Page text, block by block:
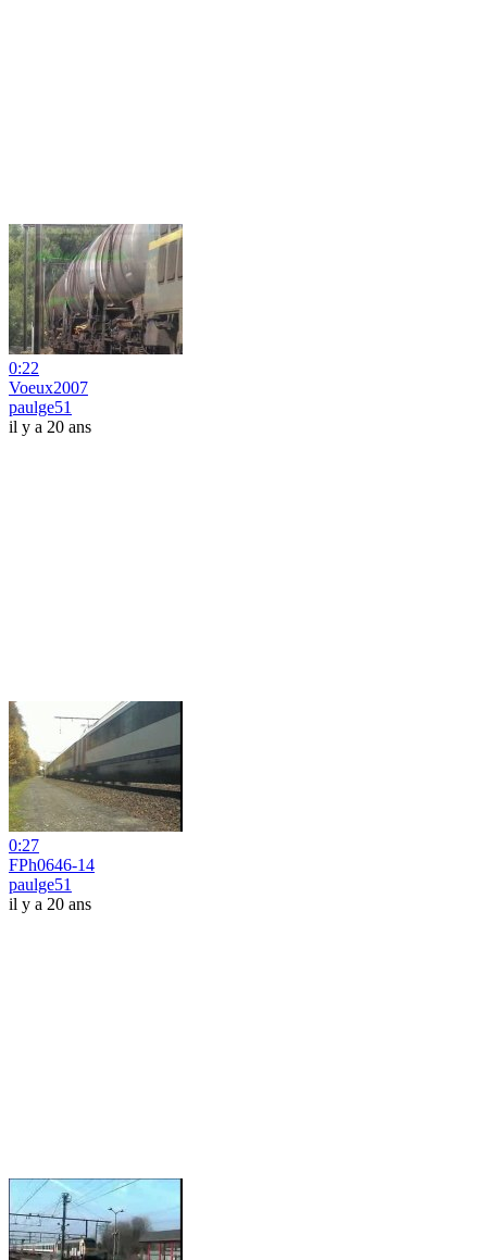
0:22
Voeux2007
paulge51
il y a 20 ans
0:27
FPh0646-14
paulge51
il y a 20 ans